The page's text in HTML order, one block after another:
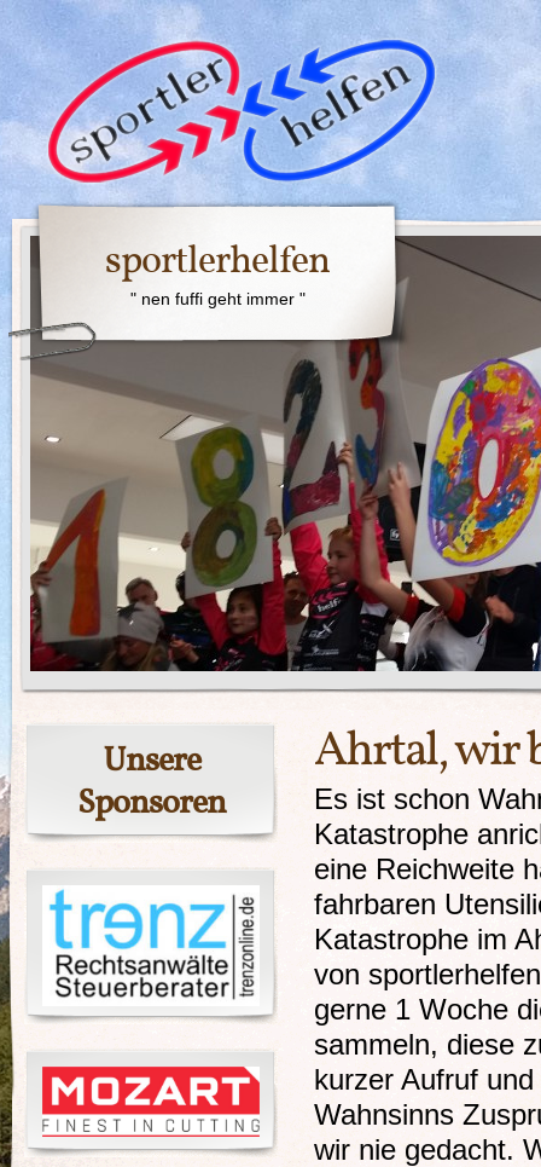
sportlerhelfen
" nen fuffi geht immer "
Ahrtal, wir
Es ist schon
Katastrophe
eine Reichweite
fahrbaren
Katastrophe im
von
gerne 1 Woche
sammeln, diese
kurzer Aufruf
Wahnsinns
wir nie gedacht.
Unsere
Sponsoren